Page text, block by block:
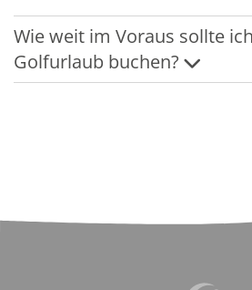
Wie weit im Voraus sollte
Golfurlaub buchen?